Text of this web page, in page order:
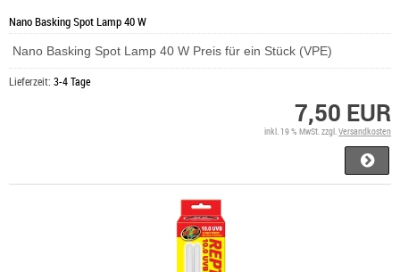
Nano Basking Spot Lamp 40 W
Nano Basking Spot Lamp 40 W Preis für ein Stück (VPE)
Lieferzeit: 3-4 Tage
7,50 EUR
inkl. 19 % MwSt. zzgl.Versandkosten